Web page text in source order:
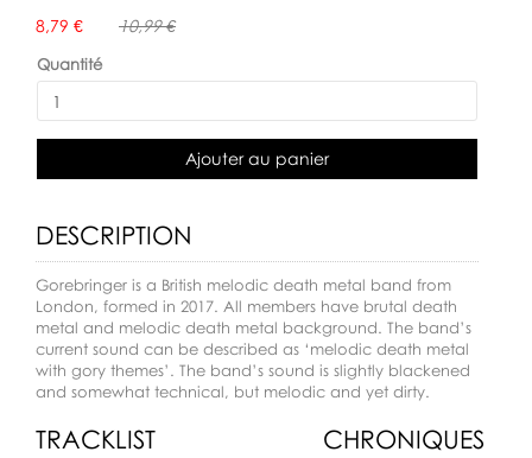
Disponibilité:
8,79 € 10,99 €
Quantité
Ajouter au panier
DESCRIPTION
Gorebringer is a British melodic death metal band from
London, formed in 2017. All members have brutal death
metal and melodic death metal background. The band’s
current sound can be described as ‘melodic death metal
with gory themes’. The band’s sound is slightly blackened
and somewhat technical, but melodic and yet dirty.
TRACKLIST CHRONIQUES